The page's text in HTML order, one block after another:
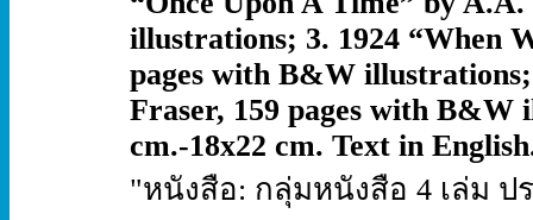
illustrations; 3. 1924 “When
pages with B&W
Fraser, 159 pages with B&W
cm.-18x22 cm. Text in
"หนังสือ: กลุ่มหนังสือ 4 เล่ม ปร